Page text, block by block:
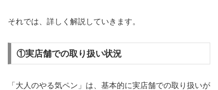
それでは、詳しく解説していきます。
①実店舗での取り扱い状況
「大人のやる気ペン」は、基本的に実店舗での取り扱いが